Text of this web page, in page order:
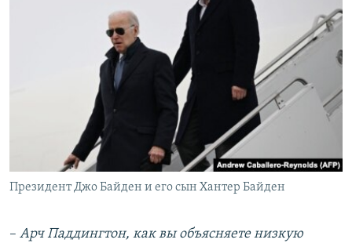
Президент Джо Байден и его сын Хантер Байден
– Арч Паддингтон, как вы объясняете низкую